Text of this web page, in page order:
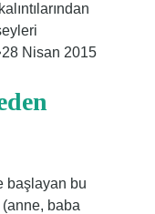
Nisan 2015
başlayan bu
baba